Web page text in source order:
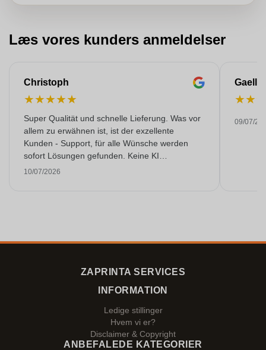
Læs vores kunders anmeldelser
Christoph
★★★★★
Super Qualität und schnelle Lieferung. Was vor
allem zu erwähnen ist, ist der exzellente
Kunden - Support, für alle Wünsche werden
sofort Lösungen gefunden. Keine KI
Gespräche. Sehr selten heutzutage. Top
10/07/2026
Gaelle
★★
09/07/
ZAPRINTA SERVICES
INFORMATION
Ledige stillinger
Hvem vi er?
Disclaimer & Copyright
ANBEFALEDE KATEGORIER